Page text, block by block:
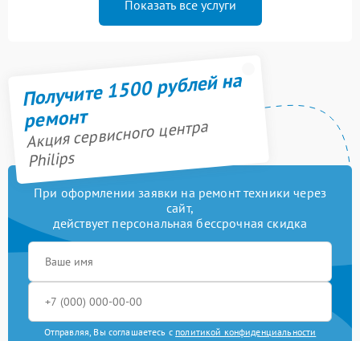
Показать все услуги
Получите 1500 рублей на
ремонт
Акция сервисного центра
Philips
При оформлении заявки на ремонт техники через
сайт,
действует персональная бессрочная скидка
Отправляя, Вы соглашаетесь с политикой конфиденциальности